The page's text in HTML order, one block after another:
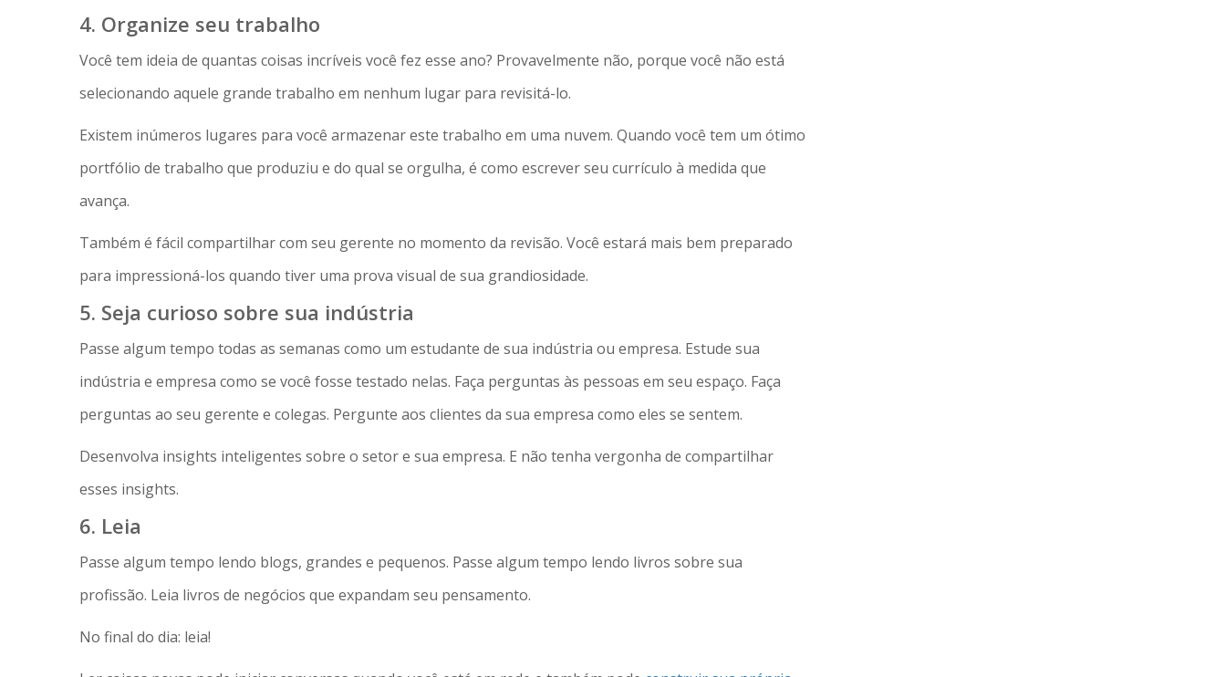
4. Organize seu trabalho
Você tem ideia de quantas coisas incríveis você fez esse ano? Provavelmente não, porque você não está
selecionando aquele grande trabalho em nenhum lugar para revisitá-lo.
Existem inúmeros lugares para você armazenar este trabalho em uma nuvem. Quando você tem um ótimo
portfólio de trabalho que produziu e do qual se orgulha, é como escrever seu currículo à medida que
avança.
Também é fácil compartilhar com seu gerente no momento da revisão. Você estará mais bem preparado
para impressioná-los quando tiver uma prova visual de sua grandiosidade.
5. Seja curioso sobre sua indústria
Passe algum tempo todas as semanas como um estudante de sua indústria ou empresa. Estude sua
indústria e empresa como se você fosse testado nelas. Faça perguntas às pessoas em seu espaço. Faça
perguntas ao seu gerente e colegas. Pergunte aos clientes da sua empresa como eles se sentem.
Desenvolva insights inteligentes sobre o setor e sua empresa. E não tenha vergonha de compartilhar
esses insights.
6. Leia
Passe algum tempo lendo blogs, grandes e pequenos. Passe algum tempo lendo livros sobre sua
profissão. Leia livros de negócios que expandam seu pensamento.
No final do dia: leia!